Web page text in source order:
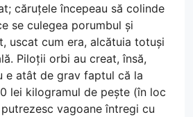
căruțele începeau să colinde
se culegea porumbul și
uscat cum era, alcătuia totuși
Piloții orbi au creat, însă,
e atât de grav faptul că la
lei kilogramul de pește (în loc
vagoane întregi cu